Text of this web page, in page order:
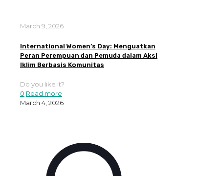
March 9, 2026
International Women’s Day: Menguatkan
Peran Perempuan dan Pemuda dalam Aksi
Iklim Berbasis Komunitas
Do you like it?
0 Read more
March 4, 2026